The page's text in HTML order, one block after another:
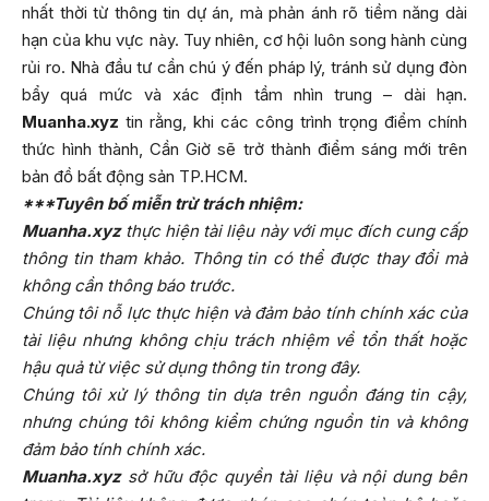
nhất thời từ thông tin dự án, mà phản ánh rõ tiềm năng dài
hạn của khu vực này. Tuy nhiên, cơ hội luôn song hành cùng
rủi ro. Nhà đầu tư cần chú ý đến pháp lý, tránh sử dụng đòn
bẩy quá mức và xác định tầm nhìn trung – dài hạn.
Muanha.xyz tin rằng, khi các công trình trọng điểm chính
thức hình thành, Cần Giờ sẽ trở thành điểm sáng mới trên
bản đồ bất động sản TP.HCM.
***Tuyên bố miễn trừ trách nhiệm:
Muanha.xyzthực hiện tài liệu này với mục đích cung cấp
thông tin tham khảo. Thông tin có thể được thay đổi mà
không cần thông báo trước.
Chúng tôi nỗ lực thực hiện và đảm bảo tính chính xác của
tài liệu nhưng không chịu trách nhiệm về tổn thất hoặc
hậu quả từ việc sử dụng thông tin trong đây.
Chúng tôi xử lý thông tin dựa trên nguồn đáng tin cậy,
nhưng chúng tôi không kiểm chứng nguồn tin và không
đảm bảo tính chính xác.
Muanha.xyzsở hữu độc quyền tài liệu và nội dung bên